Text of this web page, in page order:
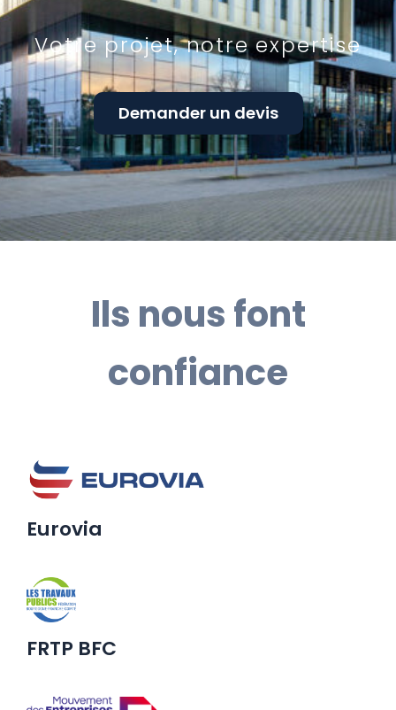
Votre projet, notre expertise
Demander un devis
Ils nous font
confiance
Eurovia
FRTP BFC